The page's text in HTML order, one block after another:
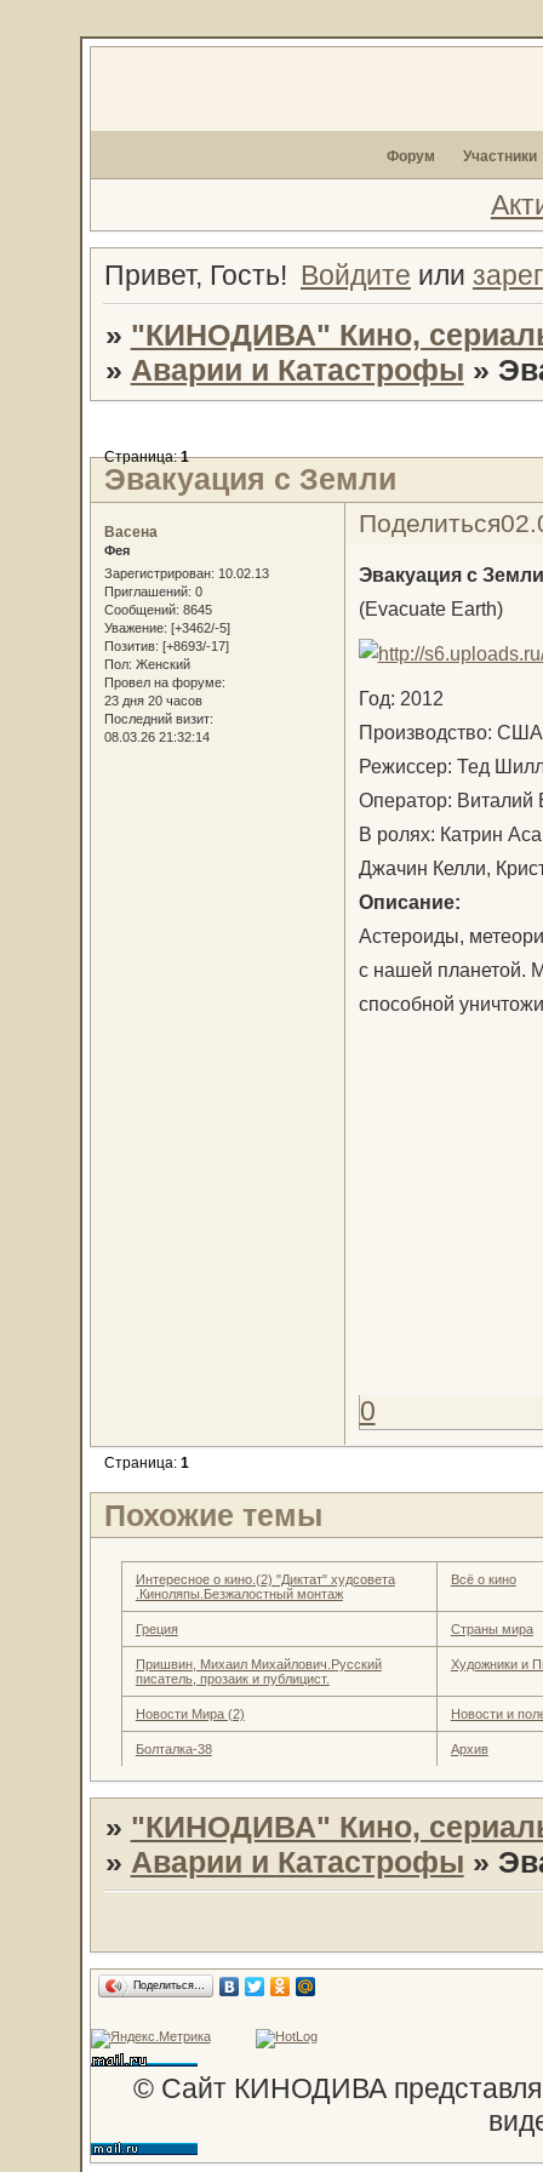
Форум Участники
Привет, Гость! Войдите или
» "КИНОДИВА" Кино,
» Аварии и Катастрофы »
Эвакуация с Земли
Страница:1
Поделиться
Васена
Фея
Зарегистрирован: 10.02.13
Приглашений: 0
Сообщений: 8645
Уважение: [+3462/-5]
Позитив: [+8693/-17]
Пол: Женский
Провел на форуме:
23 дня 20 часов
Последний визит:
08.03.26 21:32:14
Эвакуация с Земли
(Evacuate Earth)
Год: 2012
Производство:
Режиссер: Тед
Оператор: Виталий
В ролях: Катрин
Джачин Келли,
Описание:
Астероиды,
с нашей планетой.
способной
0
Страница: 1
Похожие темы
Интересное о кино.(2) "Диктат" худсовета
.Киноляпы.Безжалостный монтаж
Всё о кино
Греция Страны мира
Пришвин, Михаил Михайлович.Русский
писатель, прозаик и публицист.
Художники и
Новости Мира (2) Новости и
Болталка-38 Архив
» "КИНОДИВА" Кино,
» Аварии и Катастрофы »
Поделиться…
© Сайт КИНОДИВА